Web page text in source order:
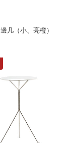
几（小、亮橙）